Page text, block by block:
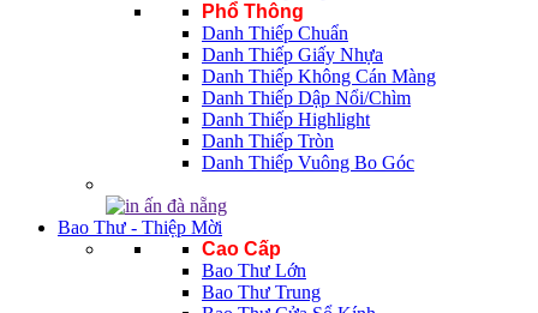
Phổ Thông
Danh Thiếp Chuẩn
Danh Thiếp Giấy Nhựa
Danh Thiếp Không Cán Màng
Danh Thiếp Dập Nổi/Chìm
Danh Thiếp Highlight
Danh Thiếp Tròn
Danh Thiếp Vuông Bo Góc
Bao Thư - Thiệp Mời
Cao Cấp
Bao Thư Lớn
Bao Thư Trung